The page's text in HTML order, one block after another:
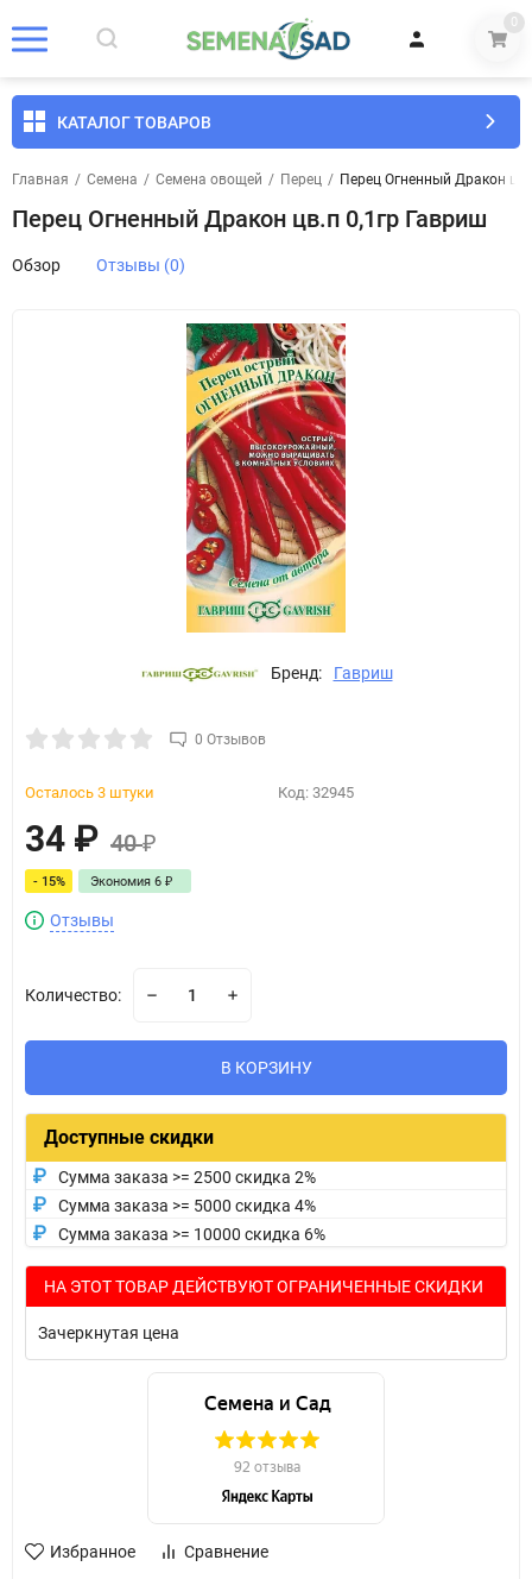
0
КАТАЛОГ ТОВАРОВ
Главная / Семена / Семена овощей / Перец / Перец Огненный Дракон
Перец Огненный Дракон цв.п 0,1гр Гавриш
Обзор Отзывы (0)
Бренд: Гавриш
0 Отзывов
Осталось 3 штуки Код: 32945
34 ₽ 40₽
- 15% Экономия 6 ₽
Отзывы
Количество:
В КОРЗИНУ
Доступные скидки
Сумма заказа >= 2500 скидка 2%
Сумма заказа >= 5000 скидка 4%
Сумма заказа >= 10000 скидка 6%
НА ЭТОТ ТОВАР ДЕЙСТВУЮТ ОГРАНИЧЕННЫЕ СКИДКИ
Зачеркнутая цена
Избранное Сравнение